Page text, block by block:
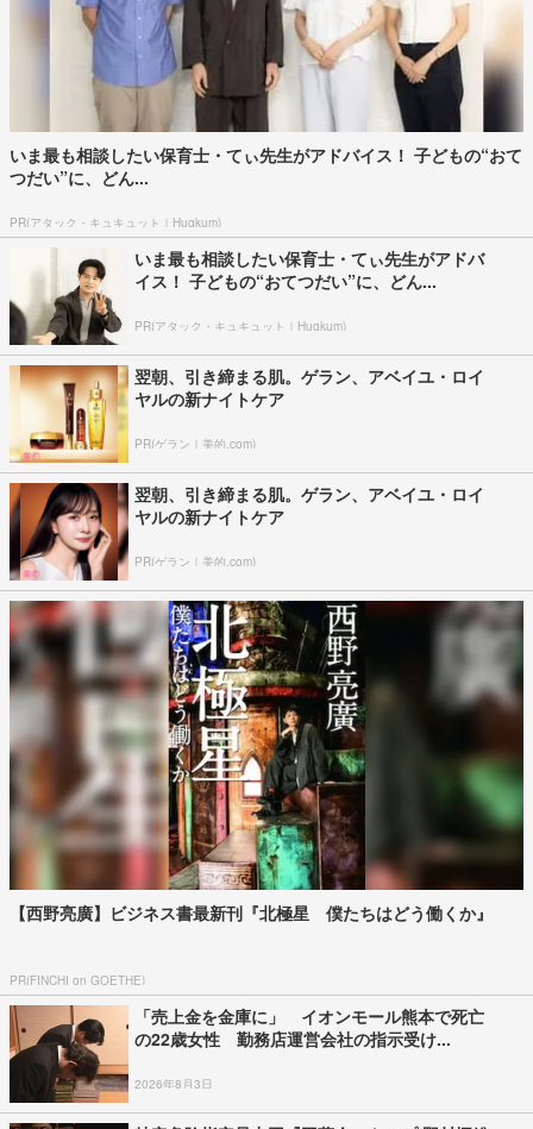
いま最も相談したい保育士・てぃ先生がアドバイス！ 子どもの“おて
つだい”に、どん...
PR(アタック・キュキュット｜Hugkum)
いま最も相談したい保育士・てぃ先生がアドバ
イス！ 子どもの“おてつだい”に、どん...
PR(アタック・キュキュット｜Hugkum)
翌朝、引き締まる肌。ゲラン、アベイユ・ロイ
ヤルの新ナイトケア
PR(ゲラン｜美的.com)
翌朝、引き締まる肌。ゲラン、アベイユ・ロイ
ヤルの新ナイトケア
PR(ゲラン｜美的.com)
【西野亮廣】ビジネス書最新刊『北極星 僕たちはどう働くか』
PR(FINCHI on GOETHE)
「売上金を金庫に」 イオンモール熊本で死亡
の22歳女性 勤務店運営会社の指示受け...
2026年8月3日